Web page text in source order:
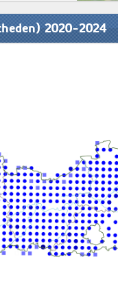
2020-2024